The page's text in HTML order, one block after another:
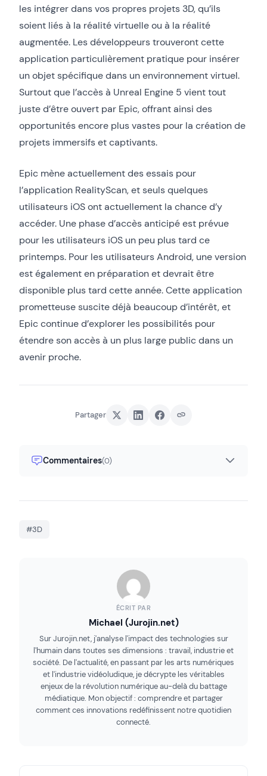
les intégrer dans vos propres projets 3D, qu’ils
soient liés à la réalité virtuelle ou à la réalité
augmentée. Les développeurs trouveront cette
application particulièrement pratique pour insérer
un objet spécifique dans un environnement virtuel.
Surtout que l’accès à Unreal Engine 5 vient tout
juste d’être ouvert par Epic, offrant ainsi des
opportunités encore plus vastes pour la création de
projets immersifs et captivants.
Epic mène actuellement des essais pour
l’application RealityScan, et seuls quelques
utilisateurs iOS ont actuellement la chance d’y
accéder. Une phase d’accès anticipé est prévue
pour les utilisateurs iOS un peu plus tard ce
printemps. Pour les utilisateurs Android, une version
est également en préparation et devrait être
disponible plus tard cette année. Cette application
prometteuse suscite déjà beaucoup d’intérêt, et
Epic continue d’explorer les possibilités pour
étendre son accès à un plus large public dans un
avenir proche.
Partager
Commentaires(0)
#3D
ÉCRIT PAR
Michael (Jurojin.net)
Sur Jurojin.net, j'analyse l'impact des technologies sur
l'humain dans toutes ses dimensions : travail, industrie et
société. De l'actualité, en passant par les arts numériques
et l'industrie vidéoludique, je décrypte les véritables
enjeux de la révolution numérique au-delà du battage
médiatique. Mon objectif : comprendre et partager
comment ces innovations redéfinissent notre quotidien
connecté.